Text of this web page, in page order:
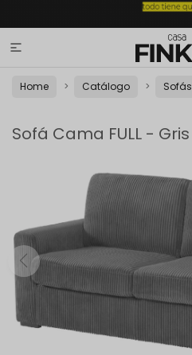

Home Catálogo Sofás
Sofá Cama FULL - Gris